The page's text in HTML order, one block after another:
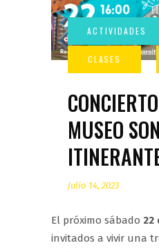
MUSEO
Julio 14, 2023
El próximo sábado 22
invitados a vivir una